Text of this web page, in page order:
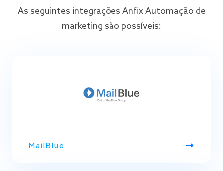
As seguintes integrações Anfix Automação de
marketing são possíveis:
MailBlue